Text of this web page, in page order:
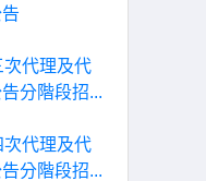
代理及代
分階段招...
代理及代
分階段招...